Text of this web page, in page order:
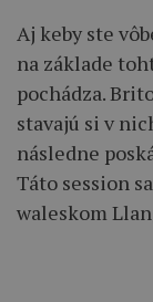
Aj keby ste
na základe
pochádza.
stavajú si v
následne
Táto session
waleskom